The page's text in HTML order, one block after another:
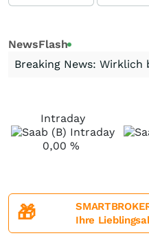
NewsFlash
Breaking News: Wirklich
Intraday
0,00 %
🎁
Ihre